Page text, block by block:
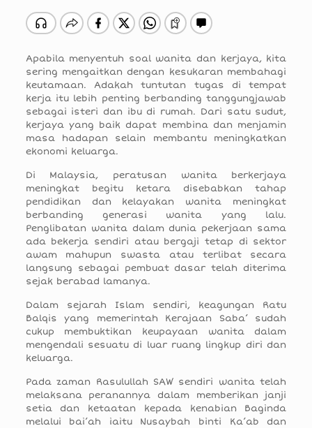
Apabila menyentuh soal wanita dan kerjaya, kita
sering mengaitkan dengan kesukaran membahagi
keutamaan. Adakah tuntutan tugas di tempat
kerja itu lebih penting berbanding tanggungjawab
sebagai isteri dan ibu di rumah. Dari satu sudut,
kerjaya yang baik dapat membina dan menjamin
masa hadapan selain membantu meningkatkan
ekonomi keluarga.
Di Malaysia, peratusan wanita berkerjaya
meningkat begitu ketara disebabkan tahap
pendidikan dan kelayakan wanita meningkat
berbanding generasi wanita yang lalu.
Penglibatan wanita dalam dunia pekerjaan sama
ada bekerja sendiri atau bergaji tetap di sektor
awam mahupun swasta atau terlibat secara
langsung sebagai pembuat dasar telah diterima
sejak berabad lamanya.
Dalam sejarah Islam sendiri, keagungan Ratu
Balqis yang memerintah Kerajaan Saba’ sudah
cukup membuktikan keupayaan wanita dalam
mengendali sesuatu di luar ruang lingkup diri dan
keluarga.
Pada zaman Rasulullah SAW sendiri wanita telah
melaksana peranannya dalam memberikan janji
setia dan ketaatan kepada kenabian Baginda
melalui bai’ah iaitu Nusaybah binti Ka’ab dan